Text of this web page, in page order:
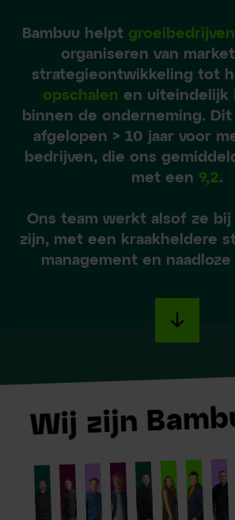
Bambuu helpt groeibedrijven
organiseren van
strategieontwikkeling tot
opschalen en uiteindelijk
binnen de onderneming.
afgelopen > 10 jaar voor
bedrijven, die ons
met een 9,2.
Ons team werkt alsof ze
zijn, met een kraakheldere
management en
Wij zijn